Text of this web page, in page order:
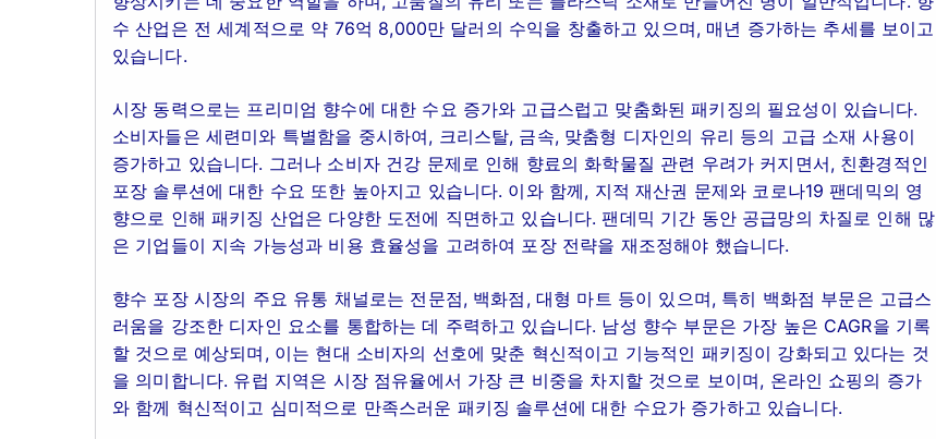
수 산업은 전 세계적으로 약 76억 8,000만 달러의 수익을 창출하고 있으며, 매년 증가하는 추세를 보이고
있습니다.
시장 동력으로는 프리미엄 향수에 대한 수요 증가와 고급스럽고 맞춤화된 패키징의 필요성이 있습니다.
소비자들은 세련미와 특별함을 중시하여, 크리스탈, 금속, 맞춤형 디자인의 유리 등의 고급 소재 사용이
증가하고 있습니다. 그러나 소비자 건강 문제로 인해 향료의 화학물질 관련 우려가 커지면서, 친환경적인
포장 솔루션에 대한 수요 또한 높아지고 있습니다. 이와 함께, 지적 재산권 문제와 코로나19 팬데믹의 영
향으로 인해 패키징 산업은 다양한 도전에 직면하고 있습니다. 팬데믹 기간 동안 공급망의 차질로 인해 많
은 기업들이 지속 가능성과 비용 효율성을 고려하여 포장 전략을 재조정해야 했습니다.
향수 포장 시장의 주요 유통 채널로는 전문점, 백화점, 대형 마트 등이 있으며, 특히 백화점 부문은 고급스
러움을 강조한 디자인 요소를 통합하는 데 주력하고 있습니다. 남성 향수 부문은 가장 높은 CAGR을 기록
할 것으로 예상되며, 이는 현대 소비자의 선호에 맞춘 혁신적이고 기능적인 패키징이 강화되고 있다는 것
을 의미합니다. 유럽 지역은 시장 점유율에서 가장 큰 비중을 차지할 것으로 보이며, 온라인 쇼핑의 증가
와 함께 혁신적이고 심미적으로 만족스러운 패키징 솔루션에 대한 수요가 증가하고 있습니다.